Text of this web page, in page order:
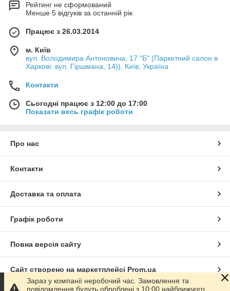
Рейтинг не сформований
Менше 5 відгуків за останній рік
Працює з 26.03.2014
м. Київ
вул. Володимира Антоновича, 17 "Б" (Паркетний салон в
Харкові: вул. Гіршмана, 14)), Київ, Україна
Контакти
Сьогодні працює з 12:00 до 17:00
Показати весь графік роботи
Про нас
Контакти
Доставка та оплата
Графік роботи
Повна версія сайту
Сайт створено на маркетплейсі Prom.ua
Зараз у компанії неробочий час. Замовлення та
повідомлення будуть оброблені з 10:00 найближчого